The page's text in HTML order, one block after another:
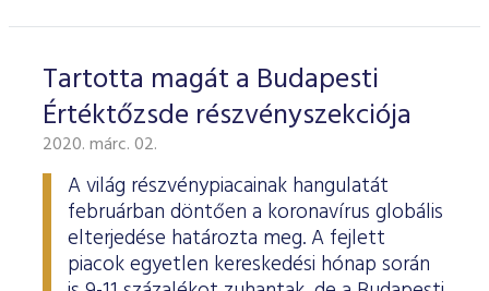
Tartotta magát a Budapesti
Értéktőzsde részvényszekciója
2020. márc. 02.
A világ részvénypiacainak hangulatát
februárban döntően a koronavírus globális
elterjedése határozta meg. A fejlett
piacok egyetlen kereskedési hónap során